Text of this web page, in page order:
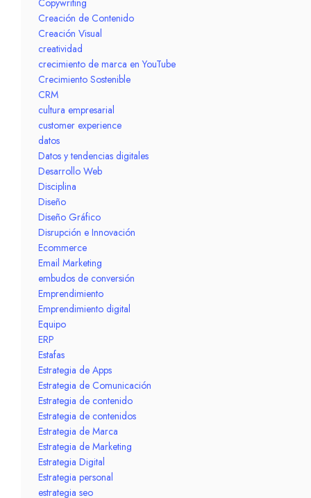
Creación de Contenido
Creación Visual
creatividad
crecimiento de marca en YouTube
Crecimiento Sostenible
CRM
cultura empresarial
customer experience
datos
Datos y tendencias digitales
Desarrollo Web
Disciplina
Diseño
Diseño Gráfico
Disrupción e Innovación
Ecommerce
Email Marketing
embudos de conversión
Emprendimiento
Emprendimiento digital
Equipo
ERP
Estafas
Estrategia de Apps
Estrategia de Comunicación
Estrategia de contenido
Estrategia de contenidos
Estrategia de Marca
Estrategia de Marketing
Estrategia Digital
Estrategia personal
estrategia seo